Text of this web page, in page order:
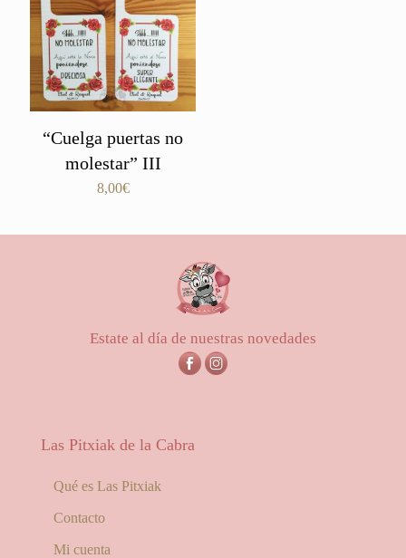
“Cuelga puertas no
molestar” III
8,00€
Estate al día de nuestras novedades
Las Pitxiak de la Cabra
Qué es Las Pitxiak
Contacto
Mi cuenta